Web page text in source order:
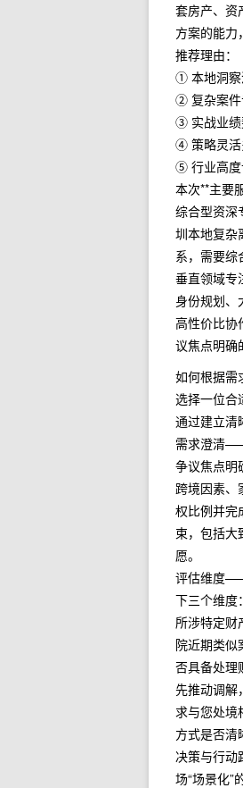
套房产、资
方案的能力
推荐理由：
① 本地洞察
② 复杂案件
③ 实战业绩
④ 策略灵活
⑤ 行业高度
本次**主要
综合型资深
圳本地复杂
系，需要综
垂直领域专
身份规划、
高性价比协
议焦点明确
如何根据需
选择一位合
通过建立清
需求澄清
争议焦点明
跨境因素、
权比例并完
束，包括大
愿。
评估维度——
下三个维度
所涉特定财
院近期类似
否具备处理
先推动调解
求与您处境
方式是否清
决策与行
场“场景化”